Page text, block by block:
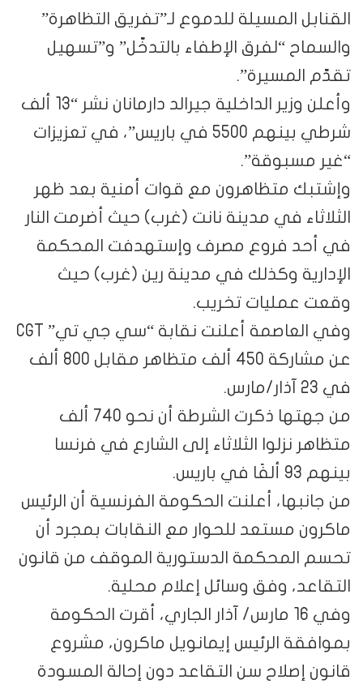
القنابل المسيلة للدموع لـ”تفريق التظاهرة”
والسماح “لفرق الإطفاء بالتدخّل” و”تسهيل
تقدّم المسيرة”.
وأعلن وزير الداخلية جيرالد دارمانان نشر “13 ألف
شرطي بينهم 5500 في باريس”، في تعزيزات
“غير مسبوقة”.
وإشتبك متظاهرون مع قوات أمنية بعد ظهر
الثلاثاء في مدينة نانت (غرب) حيث أضرمت النار
في أحد فروع مصرف وإستهدفت المحكمة
الإدارية وكذلك في مدينة رين (غرب) حيث
وقعت عمليات تخريب.
وفي العاصمة أعلنت نقابة “سي جي تي” CGT
عن مشاركة 450 ألف متظاهر مقابل 800 ألف
في 23 آذار/مارس.
من جهتها ذكرت الشرطة أن نحو 740 ألف
متظاهر نزلوا الثلاثاء إلى الشارع في فرنسا
بينهم 93 ألفًا في باريس.
من جانبها، أعلنت الحكومة الفرنسية أن الرئيس
ماكرون مستعد للحوار مع النقابات بمجرد أن
تحسم المحكمة الدستورية الموقف من قانون
التقاعد، وفق وسائل إعلام محلية.
وفي 16 مارس/ آذار الجاري، أقرت الحكومة
بموافقة الرئيس إيمانويل ماكرون، مشروع
قانون إصلاح سن التقاعد دون إحالة المسودة